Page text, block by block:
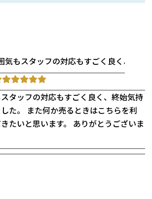
気もスタッフの対応もすごく良く、終
タッフの対応もすごく良く、終始気持
た。 また何か売るときはこちらを利
たいと思います。 ありがとうございま